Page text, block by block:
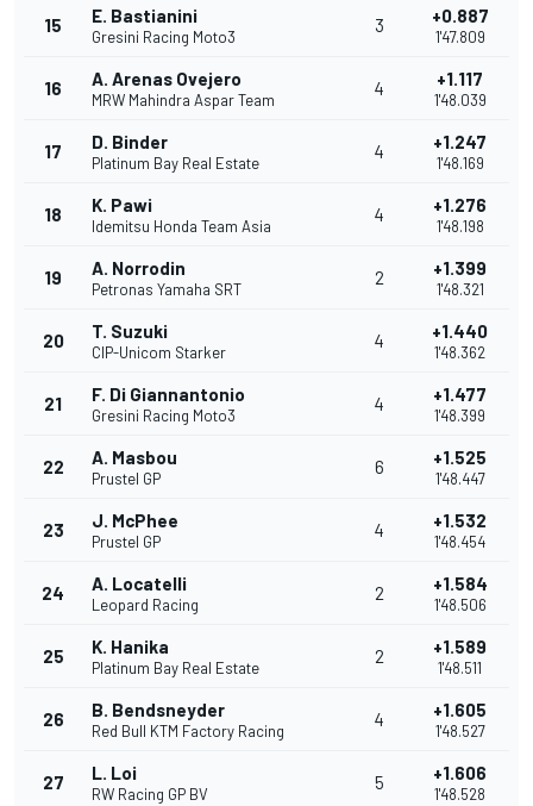
15 E. Bastianini
Gresini Racing Moto3
3 +0.887
1'47.809
16 A. Arenas Ovejero
MRW Mahindra Aspar Team
4 +1.117
1'48.039
17 D. Binder
Platinum Bay Real Estate
4 +1.247
1'48.169
18 K. Pawi
Idemitsu Honda Team Asia
4 +1.276
1'48.198
19 A. Norrodin
Petronas Yamaha SRT
2 +1.399
1'48.321
20 T. Suzuki
CIP-Unicom Starker
4 +1.440
1'48.362
21 F. Di Giannantonio
Gresini Racing Moto3
4 +1.477
1'48.399
22 A. Masbou
Prustel GP
6 +1.525
1'48.447
23 J. McPhee
Prustel GP
4 +1.532
1'48.454
24 A. Locatelli
Leopard Racing
2 +1.584
1'48.506
25 K. Hanika
Platinum Bay Real Estate
2 +1.589
1'48.511
26 B. Bendsneyder
Red Bull KTM Factory Racing
4 +1.605
1'48.527
27 L. Loi
RW Racing GP BV
5 +1.606
1'48.528